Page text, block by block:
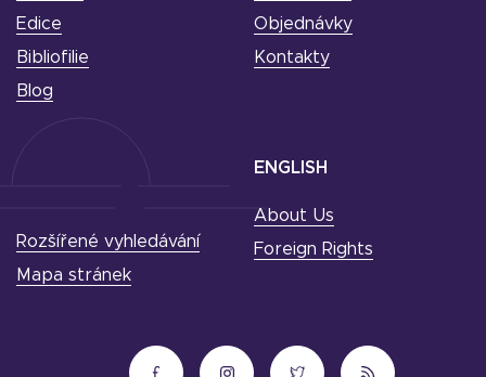
Edice
Bibliofilie
Blog
Objednávky
Kontakty
ENGLISH
About Us
Foreign Rights
Rozšířené vyhledávání
Mapa stránek